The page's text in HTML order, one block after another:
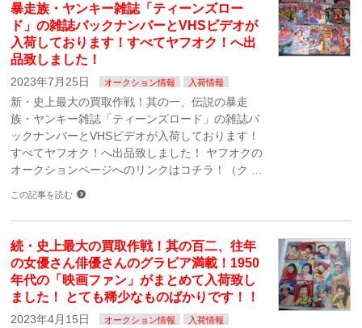
暴走族・ヤンキー雑誌「ティーンズロー
ド」の雑誌バックナンバーとVHSビデオが
入荷しております！すべてヤフオク！へ出
品致しました！
2023年7月25日 オークション情報 入荷情報
新・史上最大の買取作戦！其の一、伝説の暴走
族・ヤンキー雑誌「ティーンズロード」の雑誌バ
ックナンバーとVHSビデオが入荷しております！
すべてヤフオク！へ出品致しました！ ヤフオクの
オークションページへのリンクはコチラ！（ク …
この記事を読む
続・史上最大の買取作戦！其の百二、往年
の女優さん俳優さんのグラビア満載！1950
年代の「映画ファン」がまとめて入荷致し
ました！ とても稀少なものばかりです！！
2023年4月15日 オークション情報 入荷情報